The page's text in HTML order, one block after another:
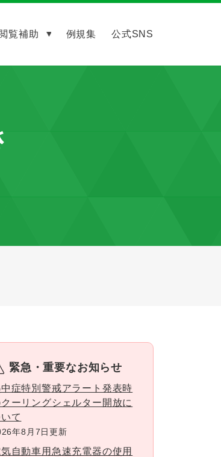
覧補助 例規集 公式SNS
緊急・重要なお知らせ
症特別警戒アラート発表時
ーリングシェルター開放に
て
年8月7日更新
自動車用急速充電器の使用